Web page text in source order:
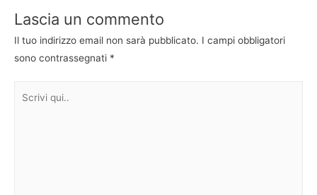
Lascia un commento
Il tuo indirizzo email non sarà pubblicato. I campi obbligatori
sono contrassegnati *